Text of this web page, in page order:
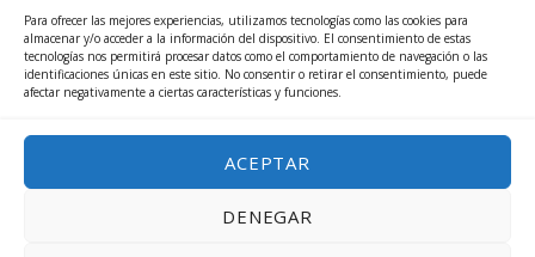
Para ofrecer las mejores experiencias, utilizamos tecnologías como las cookies para
almacenar y/o acceder a la información del dispositivo. El consentimiento de estas
tecnologías nos permitirá procesar datos como el comportamiento de navegación o las
identificaciones únicas en este sitio. No consentir o retirar el consentimiento, puede
afectar negativamente a ciertas características y funciones.
ACEPTAR
DENEGAR
© 2026Valencia Loves You |Utilizando el tema
Correo electrónico
Volver arriba ↑